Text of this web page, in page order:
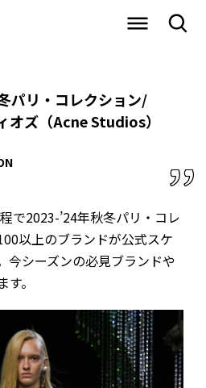
パリ・コレクション/
オズ（Acne Studios）
で2023-’24年秋冬パリ・コレ
以上のブランドが公式スケ
今シーズンの必見ブランドや
。